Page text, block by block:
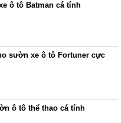
ô tô Batman cá tính
sườn xe ô tô Fortuner cực
ô tô thể thao cá tính